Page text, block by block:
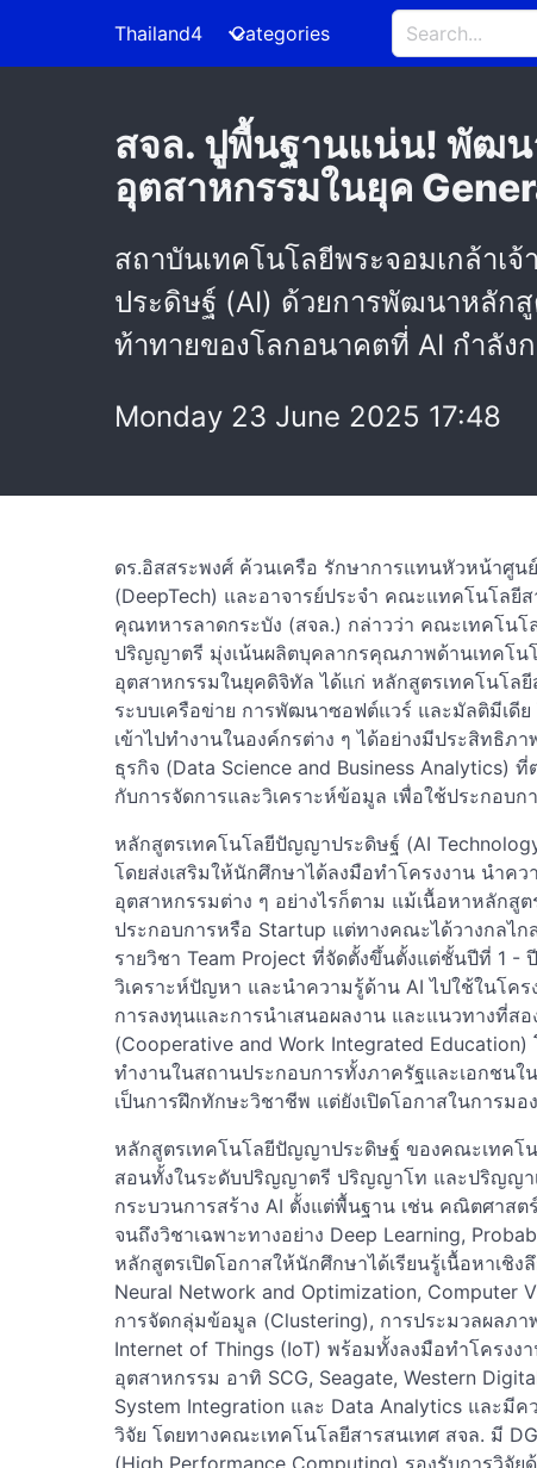
Thailand4 Categories
สจล. ปูพื้นฐานแน่น! พัฒน
อุตสาหกรรมในยุค
สถาบันเทคโนโลยีพระจอมเกล้า
ประดิษฐ์ (AI) ด้วยการพัฒนาหลักสู
ท้าทายของโลกอนาคตที่ AI กำลัง
Monday 23 June 2025 17:48
ดร.อิสสระพงศ์ ค้วนเครือ รักษาการแทนหัวหน้าศูน
(DeepTech) และอาจารย์ประจำ คณะแทคโนโลยี
คุณทหารลาดกระบัง (สจล.) กล่าวว่า คณะเทคโน
ปริญญาตรี มุ่งเน้นผลิตบุคลากรคุณภาพด้านเทคโน
อุตสาหกรรมในยุคดิจิทัล ได้แก่ หลักสูตรเทคโนโล
ระบบเครือข่าย การพัฒนาซอฟต์แวร์ และมัลติมีเดี
เข้าไปทำงานในองค์กรต่าง ๆ ได้อย่างมีประสิทธิภ
ธุรกิจ (Data Science and Business Analytics)
กับการจัดการและวิเคราะห์ข้อมูล เพื่อใช้ประกอบ
หลักสูตรเทคโนโลยีปัญญาประดิษฐ์ (AI
โดยส่งเสริมให้นักศึกษาได้ลงมือทำโครงงาน นำค
อุตสาหกรรมต่าง ๆ อย่างไรก็ตาม แม้เนื้อหาหลักสูต
ประกอบการหรือ Startup แต่ทางคณะได้วางกลไ
รายวิชา Team Project ที่จัดตั้งขึ้นตั้งแต่ชั้นปีที่ 1 -
วิเคราะห์ปัญหา และนำความรู้ด้าน AI ไปใช้ในโคร
การลงทุนและการนำเสนอผลงาน และแนวทางที่ส
(Cooperative and Work Integrated
ทำงานในสถานประกอบการทั้งภาครัฐและเอกชน
เป็นการฝึกทักษะวิชาชีพ แต่ยังเปิดโอกาสในการม
หลักสูตรเทคโนโลยีปัญญาประดิษฐ์ ของคณะเทคโน
สอนทั้งในระดับปริญญาตรี ปริญญาโท และปริญญาเ
กระบวนการสร้าง AI ตั้งแต่พื้นฐาน เช่น คณิตศาสต
จนถึงวิชาเฉพาะทางอย่าง Deep Learning,
หลักสูตรเปิดโอกาสให้นักศึกษาได้เรียนรู้เนื้อหาเชิ
Neural Network and Optimization, Computer
การจัดกลุ่มข้อมูล (Clustering), การประมวลผลภา
Internet of Things (IoT) พร้อมทั้งลงมือทำโครง
อุตสาหกรรม อาทิ SCG, Seagate, Western
System Integration และ Data Analytics และมี
วิจัย โดยทางคณะเทคโนโลยีสารสนเทศ สจล. มี
(High Performance Computing) รองรับการวิจั